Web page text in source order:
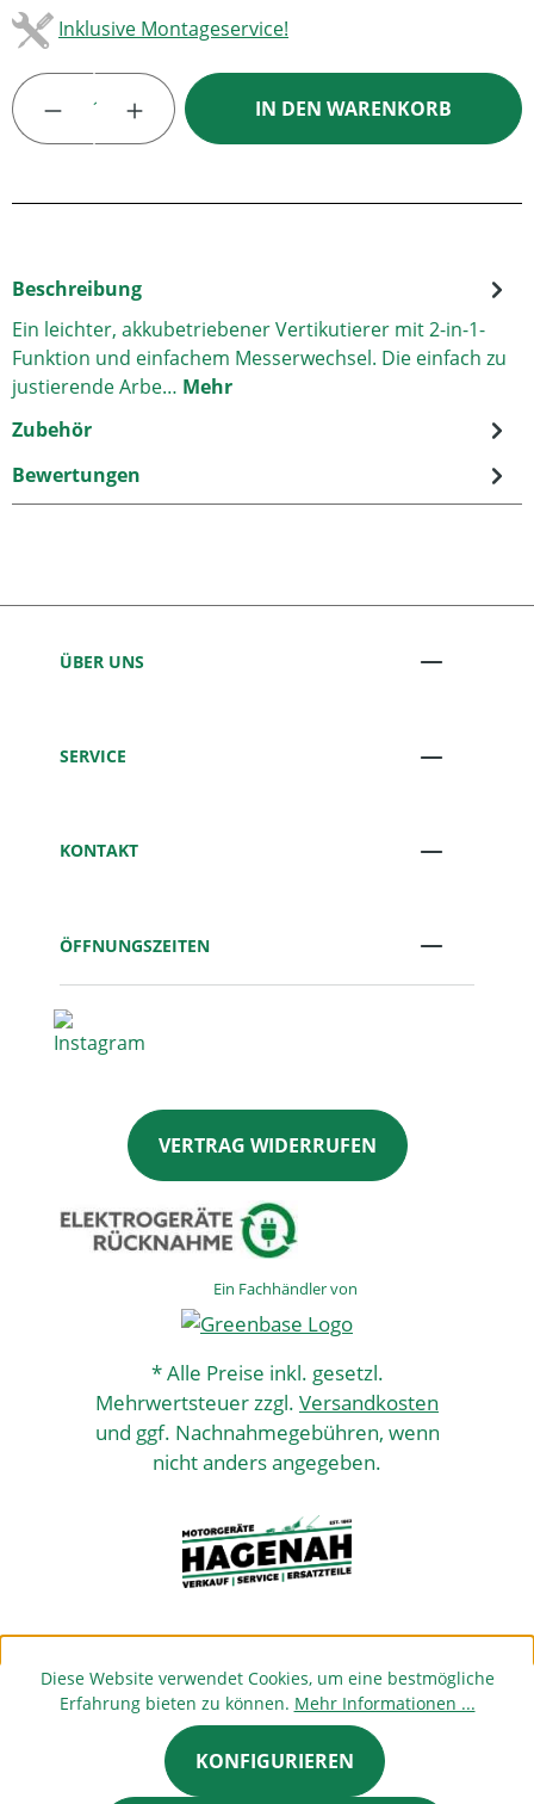
Inklusive Montageservice!
Produkt Anzahl: Gib den gewünschten
IN DEN WARENKORB
Beschreibung
Ein leichter, akkubetriebener Vertikutierer mit 2-in-1-
Funktion und einfachem Messerwechsel. Die einfach zu
justierende Arbe… Mehr
Zubehör
Bewertungen
ÜBER UNS
SERVICE
KONTAKT
ÖFFNUNGSZEITEN
VERTRAG WIDERRUFEN
Ein Fachhändler von
* Alle Preise inkl. gesetzl.
Mehrwertsteuer zzgl. Versandkosten
und ggf. Nachnahmegebühren, wenn
nicht anders angegeben.
Diese Website verwendet Cookies, um eine bestmögliche
Erfahrung bieten zu können. Mehr Informationen ...
KONFIGURIEREN